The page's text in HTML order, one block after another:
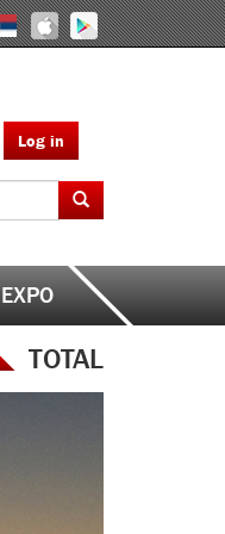
Log in
EXPO
TOTAL